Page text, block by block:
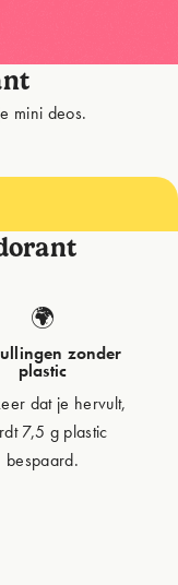
mini deos.
🌍
zonder
plastic
dat je hervult,
7,5 g plastic
bespaard.